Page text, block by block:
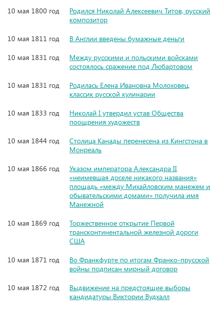
10 мая 1800 год
Родился Николай Алексеевич Титов, русский
композитор
10 мая 1811 год
В Англии введены бумажные деньги
10 мая 1831 год
Между русскими и польскими войсками
состоялось сражение под Любартовом
10 мая 1831 год
Родилась Елена Ивановна Молоховец,
классик русской кулинарии
10 мая 1833 год
Николай I утвердил устав Общества
поощрения художеств
10 мая 1844 год
Столица Канады перенесена из Кингстона в
Монреаль
10 мая 1866 год
Указом императора Александра II
«неимевшая доселе никакого названия»
площадь «между Михайловским манежем и
обывательскими домами» получила имя
Манежной
10 мая 1869 год
Торжественное открытие Первой
трансконтинентальной железной дороги
США
10 мая 1871 год
Во Франкфурте по итогам Франко-прусской
войны подписан мирный договор
10 мая 1872 год
Выдвижение на предстоящие выборы
кандидатуры Виктории Вудхалл